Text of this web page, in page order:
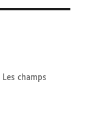
Les champs